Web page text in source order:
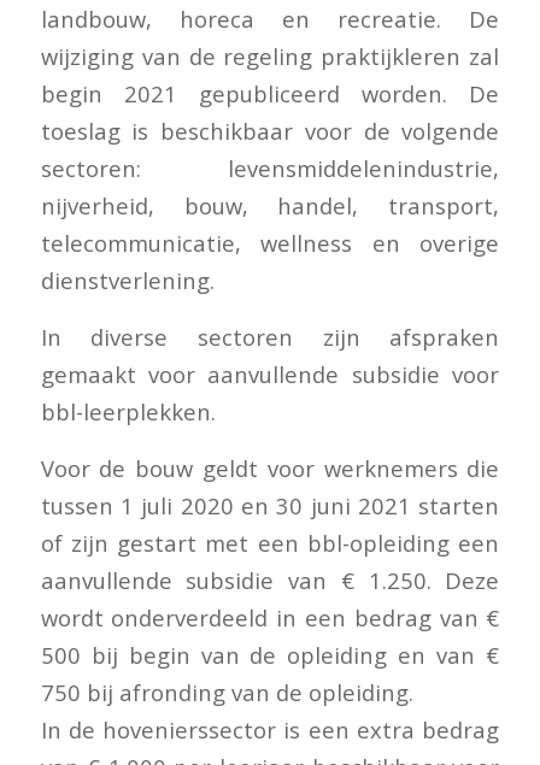
landbouw, horeca en recreatie. De
wijziging van de regeling praktijkleren zal
begin 2021 gepubliceerd worden. De
toeslag is beschikbaar voor de volgende
sectoren: levensmiddelenindustrie,
nijverheid, bouw, handel, transport,
telecommunicatie, wellness en overige
dienstverlening.
In diverse sectoren zijn afspraken
gemaakt voor aanvullende subsidie voor
bbl-leerplekken.
Voor de bouw geldt voor werknemers die
tussen 1 juli 2020 en 30 juni 2021 starten
of zijn gestart met een bbl-opleiding een
aanvullende subsidie van € 1.250. Deze
wordt onderverdeeld in een bedrag van €
500 bij begin van de opleiding en van €
750 bij afronding van de opleiding.
In de hovenierssector is een extra bedrag